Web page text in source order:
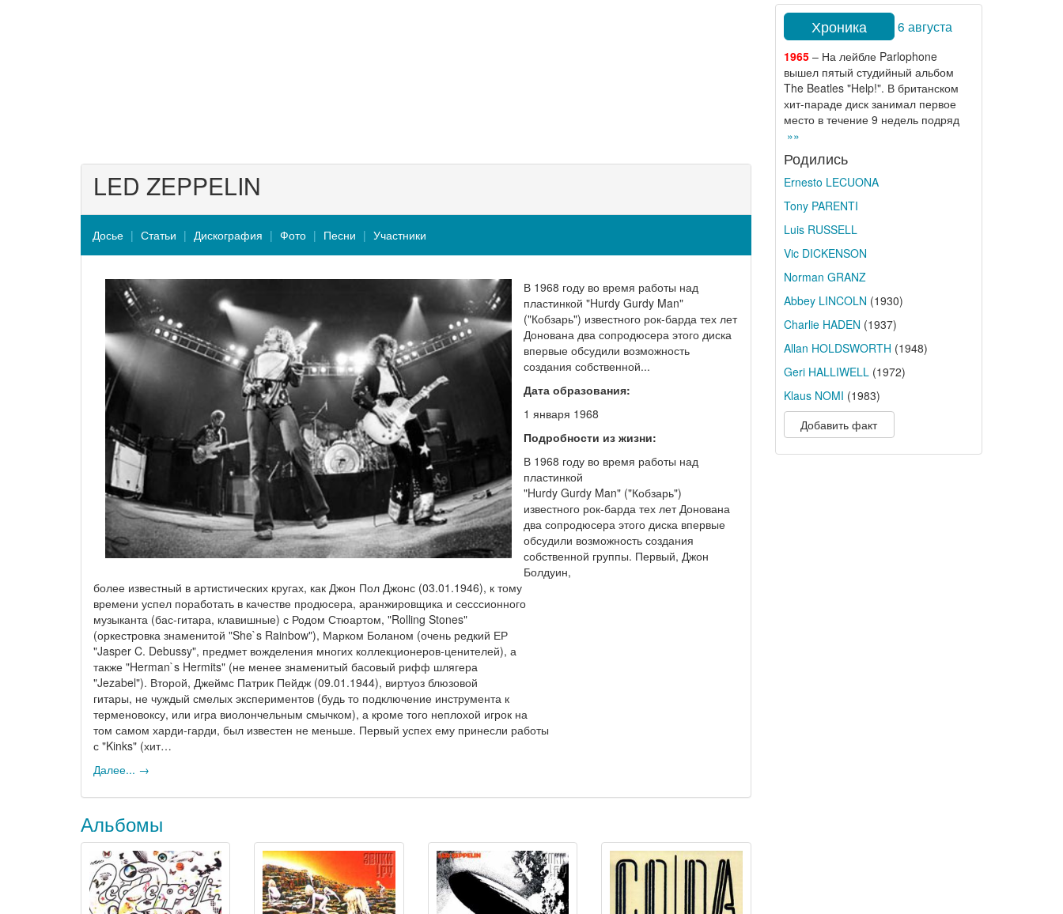
LED ZEPPELIN
Досье Статьи Дискография Фото Песни Участники
В 1968 году во время работы над
пластинкой "Hurdy Gurdy Man"
("Кобзарь") известного рок-барда тех лет
Донована два сопродюсера этого диска
впервые обсудили возможность
создания собственной...
Дата образования:
1 января 1968
Подробности из жизни:
В 1968 году во время работы над
пластинкой
"Hurdy Gurdy Man" ("Кобзарь")
известного рок-барда тех лет Донована
два сопродюсера этого диска впервые
обсудили возможность создания
собственной группы. Первый, Джон
Болдуин,
более известный в артистических кругах, как Джон Пол Джонс (03.01.1946), к тому
времени успел поработать в качестве продюсера, аранжировщика и сесссионного
музыканта (бас-гитара, клавишные) с Родом Стюартом, "Rolling Stones"
(оркестровка знаменитой "She`s Rainbow"), Марком Боланом (очень редкий ЕР
"Jasper C. Debussy", предмет вожделения многих коллекционеров-ценителей), а
также "Herman`s Hermits" (не менее знаменитый басовый рифф шлягера
"Jezabel"). Второй, Джеймс Патрик Пейдж (09.01.1944), виртуоз блюзовой
гитары, не чуждый смелых экспериментов (будь то подключение инструмента к
терменовоксу, или игра виолончельным смычком), а кроме того неплохой игрок на
том самом харди-гарди, был известен не меньше. Первый успех ему принесли работы
с "Kinks" (хит…
Далее... →
Альбомы
Хроника 6 августа
1965– На лейбле Parlophone
вышел пятый студийный альбом
The Beatles "Help!". В британском
хит-параде диск занимал первое
место в течение 9 недель подряд
»»
Родились
Ernesto LECUONA
Tony PARENTI
Luis RUSSELL
Vic DICKENSON
Norman GRANZ
Abbey LINCOLN (1930)
Charlie HADEN (1937)
Allan HOLDSWORTH (1948)
Geri HALLIWELL(1972)
Klaus NOMI (1983)
Добавить факт